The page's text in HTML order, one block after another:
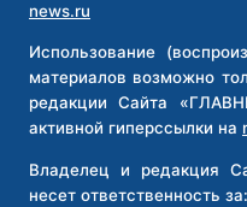
news.ru
Использование
материалов возможно
редакции Сайта
активной гиперссылки на
Владелец и редакция
несет ответственность за: